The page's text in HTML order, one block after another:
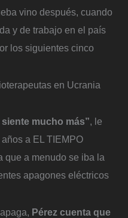
vino después, cuando
y de trabajo en el país
los siguientes cinco
en Ucrania
mucho más”, le
a EL TIEMPO
que a menudo se iba la
apagones eléctricos
Pérez cuenta que